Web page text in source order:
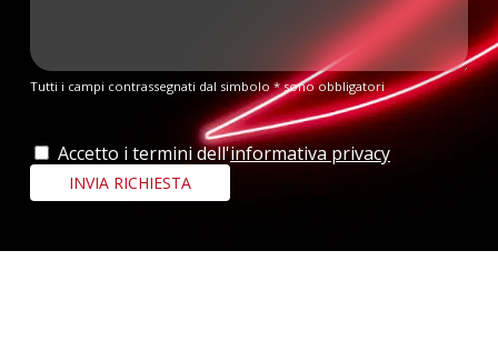
Tutti i campi contrassegnati dal simbolo * sono obbligatori
Accetto i termini dell'informativa privacy